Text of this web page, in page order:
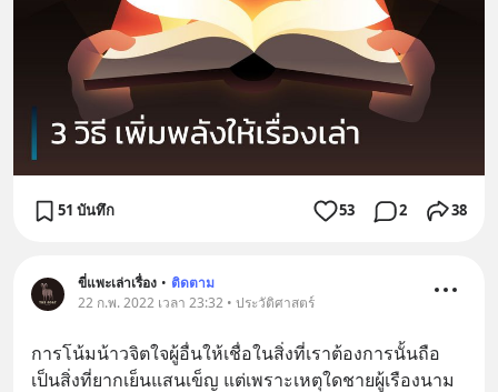
51 บันทึก 53 2 38
ขี่แพะเล่าเรื่อง • ติดตาม
22 ก.พ. 2022 เวลา 23:32 • ประวัติศาสตร์
การโน้มน้าวจิตใจผู้อื่นให้เชื่อในสิ่งที่เราต้องการนั้นถือ
เป็นสิ่งที่ยากเย็นแสนเข็ญ แต่เพราะเหตุใดชายผู้เรืองนาม